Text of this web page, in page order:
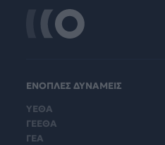
ΕΝΟΠΛΕΣ ΔΥΝΑΜΕΙΣ
ΥΕΘΑ
ΓΕΕΘΑ
ΓΕΑ